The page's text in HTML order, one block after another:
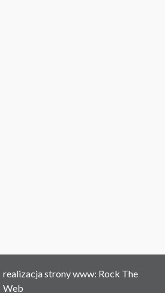
realizacja strony www: Rock The
Web